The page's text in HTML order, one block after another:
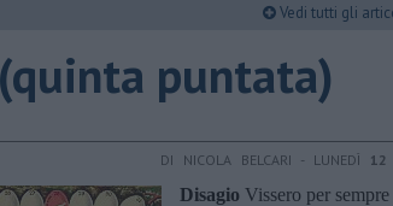
Vedi tutti gli
puntata)
DI NICOLA BELCARI - LUNEDÌ 12
Disagio Vissero per